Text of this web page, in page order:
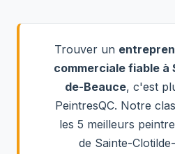
Trouver un
commerciale fiable à
de-Beauce, c'est
PeintresQC. Notre
les 5 meilleurs
de Sainte-